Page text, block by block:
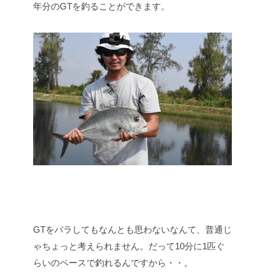
年分のGTを釣ることができます。
GTをバラしてもなんとも思わないなんて、普通じ
ゃちょっと考えられません。だって10分に1匹ぐ
らいのペースで釣れるんですから・・。